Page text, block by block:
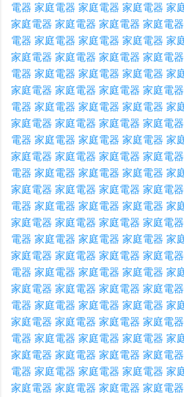
電器 家庭電器 家庭電器 家庭電器 家
家庭電器 家庭電器 家庭電器 家庭電器
電器 家庭電器 家庭電器 家庭電器 家
家庭電器 家庭電器 家庭電器 家庭電器
電器 家庭電器 家庭電器 家庭電器 家
家庭電器 家庭電器 家庭電器 家庭電器
電器 家庭電器 家庭電器 家庭電器 家
家庭電器 家庭電器 家庭電器 家庭電器
電器 家庭電器 家庭電器 家庭電器 家
家庭電器 家庭電器 家庭電器 家庭電器
電器 家庭電器 家庭電器 家庭電器 家
家庭電器 家庭電器 家庭電器 家庭電器
電器 家庭電器 家庭電器 家庭電器 家
家庭電器 家庭電器 家庭電器 家庭電器
電器 家庭電器 家庭電器 家庭電器 家
家庭電器 家庭電器 家庭電器 家庭電器
電器 家庭電器 家庭電器 家庭電器 家
家庭電器 家庭電器 家庭電器 家庭電器
電器 家庭電器 家庭電器 家庭電器 家
家庭電器 家庭電器 家庭電器 家庭電器
電器 家庭電器 家庭電器 家庭電器 家
家庭電器 家庭電器 家庭電器 家庭電器
電器 家庭電器 家庭電器 家庭電器 家
家庭電器 家庭電器 家庭電器 家庭電器